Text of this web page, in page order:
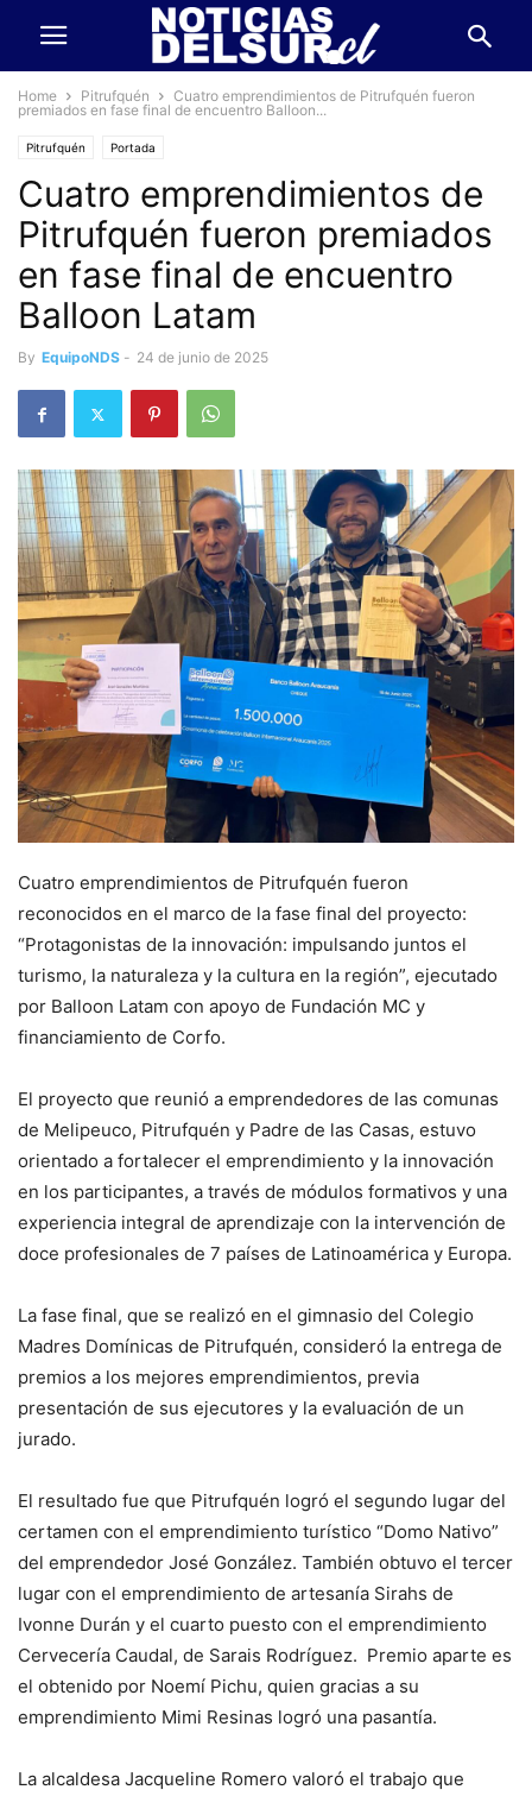
Home Pitrufquén
Cuatro emprendimientos de Pitrufquén fueron
premiados en fase final de encuentro Balloon...
Pitrufquén Portada
Cuatro emprendimientos de
Pitrufquén fueron premiados
en fase final de encuentro
Balloon Latam
By EquipoNDS - 24 de junio de 2025
Cuatro emprendimientos de Pitrufquén fueron
reconocidos en el marco de la fase final del proyecto:
“Protagonistas de la innovación: impulsando juntos el
turismo, la naturaleza y la cultura en la región”, ejecutado
por Balloon Latam con apoyo de Fundación MC y
financiamiento de Corfo.
El proyecto que reunió a emprendedores de las comunas
de Melipeuco, Pitrufquén y Padre de las Casas, estuvo
orientado a fortalecer el emprendimiento y la innovación
en los participantes, a través de módulos formativos y una
experiencia integral de aprendizaje con la intervención de
doce profesionales de 7 países de Latinoamérica y Europa.
La fase final, que se realizó en el gimnasio del Colegio
Madres Domínicas de Pitrufquén, consideró la entrega de
premios a los mejores emprendimientos, previa
presentación de sus ejecutores y la evaluación de un
jurado.
El resultado fue que Pitrufquén logró el segundo lugar del
certamen con el emprendimiento turístico “Domo Nativo”
del emprendedor José González. También obtuvo el tercer
lugar con el emprendimiento de artesanía Sirahs de
Ivonne Durán y el cuarto puesto con el emprendimiento
Cervecería Caudal, de Sarais Rodríguez. Premio aparte es
el obtenido por Noemí Pichu, quien gracias a su
emprendimiento Mimi Resinas logró una pasantía.
La alcaldesa Jacqueline Romero valoró el trabajo que